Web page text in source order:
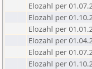
Elozahl per
Elozahl per
Elozahl per
Elozahl per
Elozahl per
Elozahl per